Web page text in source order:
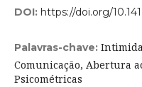
DOI: https://doi.org/
Palavras-chave:
Comunicação, Abertura
Psicométricas